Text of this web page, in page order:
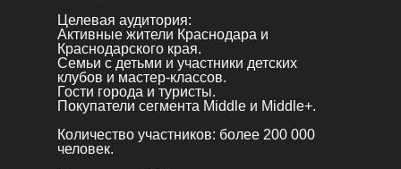
Целевая аудитория:
Активные жители Краснодара и
Краснодарского края.
Семьи с детьми и участники детских
клубов и мастер-классов.
Гости города и туристы.
Покупатели сегмента Middle и Middle+.
Количество участников: более 200 000
человек.